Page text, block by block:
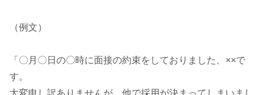
（例文）
「〇月〇日の〇時に面接の約束をしておりました、××で
す。
大変申し訳ありませんが、他で採用が決まってしまいまし